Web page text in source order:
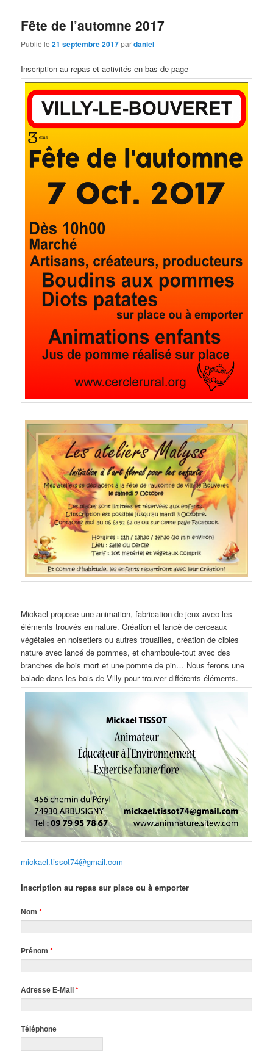
Fête de l’automne 2017
Publié le21 septembre 2017pardaniel
Inscription au repas et activités en bas de page
Mickael propose une animation, fabrication de jeux avec les
éléments trouvés en nature. Création et lancé de cerceaux
végétales en noisetiers ou autres trouailles, création de cibles
nature avec lancé de pommes, et chamboule-tout avec des
branches de bois mort et une pomme de pin… Nous ferons une
balade dans les bois de Villy pour trouver différents éléments.
mickael.tissot74@gmail.com
Inscription au repas sur place ou à emporter
Nom*
Prénom*
Adresse E-Mail*
Téléphone